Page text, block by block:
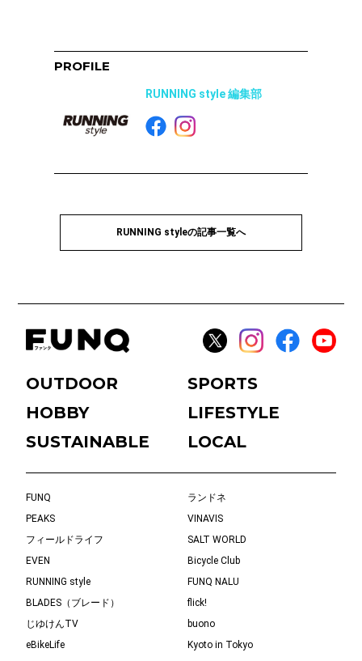
PROFILE
RUNNING style 編集部
RUNNING styleの記事一覧へ
OUTDOOR
SPORTS
HOBBY
LIFESTYLE
SUSTAINABLE
LOCAL
FUNQ
ランドネ
PEAKS
VINAVIS
フィールドライフ
SALT WORLD
EVEN
Bicycle Club
RUNNING style
FUNQ NALU
BLADES（ブレード）
flick!
じゆけんTV
buono
eBikeLife
Kyoto in Tokyo